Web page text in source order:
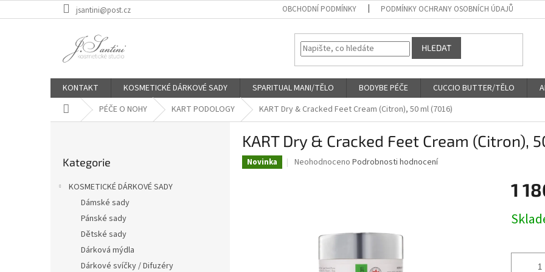
na
jsantini@post.cz OBCHODNÍ PODMÍNKY PODMÍNKY OCHRANY OSOBNÍCH ÚDAJŮ
HLEDAT
KONTAKT KOSMETICKÉ DÁRKOVÉ SADY SPARITUAL MANI/TĚLO BODYBE PÉČE CUCCIO BUTTER/TĚLO
Domů PÉČE O NOHY KART PODOLOGY KART Dry & Cracked Feet Cream (Citron), 50 ml (7016)
kategorie
Kategorie
KOSMETICKÉ DÁRKOVÉ SADY
Dámské sady
Pánské sady
Dětské sady
Dárková mýdla
Dárkové svíčky / Difuzéry
KART Dry & Cracked Feet Cream (Citron),
Novinka
Průměrné
Neohodnoceno Podrobnosti hodnocení
1
cena: